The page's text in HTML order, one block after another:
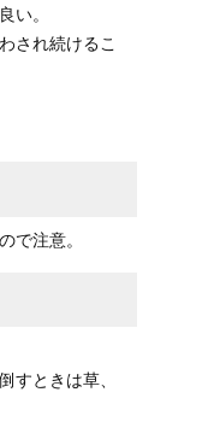
い。
され続けるこ
で注意。
すときは草、